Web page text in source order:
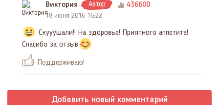
Виктория Автор 436600
18 июня 2016 16:22
Скууушали!! На здоровье! Приятного аппетита!
Спасибо за отзыв
Поддерживаю!
Добавить новый комментарий